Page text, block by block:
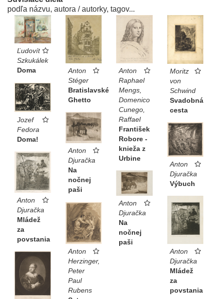
podľa názvu, autora / autorky, tagov...
Ľudovít
Szkukálek
Doma
Anton
Stéger
Bratislavské
Ghetto
Anton
Raphael
Mengs,
Domenico
Cunego,
Raffael
František
Robore -
knieža z
Urbine
Moritz
von
Schwind
Svadobná
cesta
Jozef
Fedora
Doma!
Anton
Djuračka
Na
nočnej
paši
Anton
Djuračka
Výbuch
Anton
Djuračka
Mládež
za
povstania
Anton
Djuračka
Na
nočnej
paši
Anton
Djuračka
Mládež
za
povstania
Anton
Herzinger,
Peter
Paul
Rubens